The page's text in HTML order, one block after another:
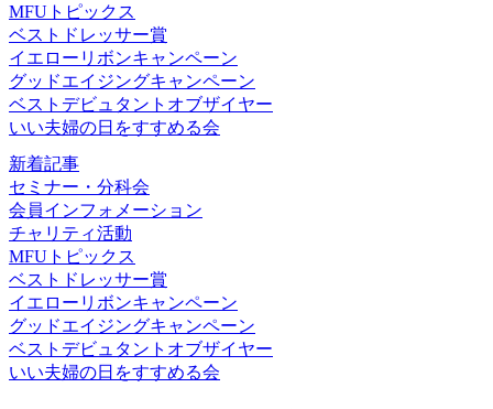
MFUトピックス
ベストドレッサー賞
イエローリボンキャンペーン
グッドエイジングキャンペーン
ベストデビュタントオブザイヤー
いい夫婦の日をすすめる会
新着記事
セミナー・分科会
会員インフォメーション
チャリティ活動
MFUトピックス
ベストドレッサー賞
イエローリボンキャンペーン
グッドエイジングキャンペーン
ベストデビュタントオブザイヤー
いい夫婦の日をすすめる会